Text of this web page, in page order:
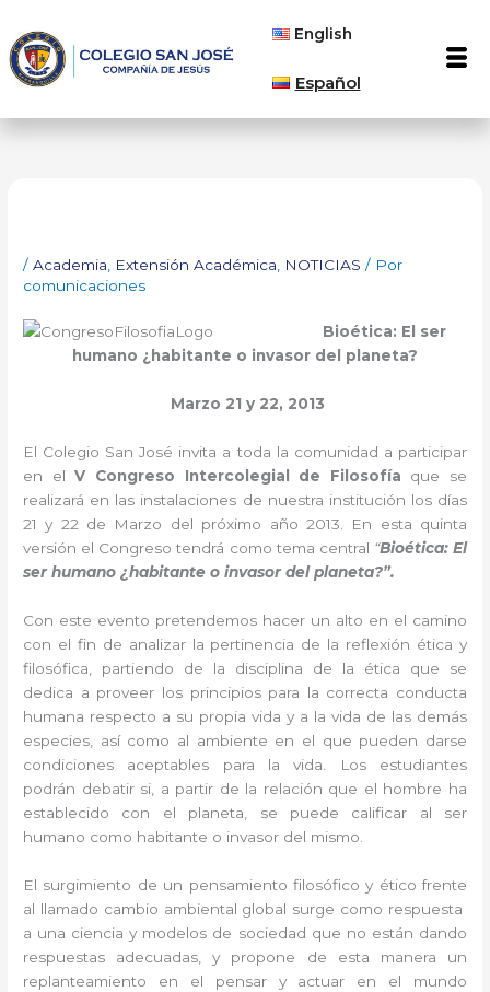
contenido
English
Español
/Academia Extensión Académica NOTICIAS / Por
comunicaciones
Bioética: El ser
humano ¿habitante o invasor del planeta?
Marzo 21 y 22, 2013
El Colegio San José invita a toda la comunidad a participar
en elV Congreso Intercolegial de Filosofía que se
realizará en las instalaciones de nuestra institución los días
21 y 22 de Marzo del próximo año 2013. En esta quinta
versión el Congreso tendrá como tema central “Bioética: El
ser humano ¿habitante o invasor del planeta?”.
Con este evento pretendemos hacer un alto en el camino
con el fin de analizar la pertinencia de la reflexión ética y
filosófica, partiendo de la disciplina de la ética que se
dedica a proveer los principios para la correcta conducta
humana respecto a su propia vida y a la vida de las demás
especies, así como al ambiente en el que pueden darse
condiciones aceptables para la vida. Los estudiantes
podrán debatir si, a partir de la relación que el hombre ha
establecido con el planeta, se puede calificar al ser
humano como habitante o invasor del mismo.
El surgimiento de un pensamiento filosófico y ético frente
al llamado cambio ambiental global surge como respuesta
a una ciencia y modelos de sociedad que no están dando
respuestas adecuadas, y propone de esta manera un
replanteamiento en el pensar y actuar en el mundo